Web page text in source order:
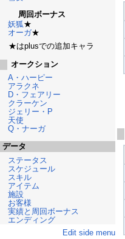
周回ボーナス
妖狐★
オーガ★
★はplusでの追加キャラ
オークション
A・ハーピー
アラクネ
D・フェアリー
クラーケン
ジェリー・P
天使
Q・ナーガ
データ
ステータス
スケジュール
スキル
アイテム
施設
お客様
実績と周回ボーナス
エンディング
Edit side menu